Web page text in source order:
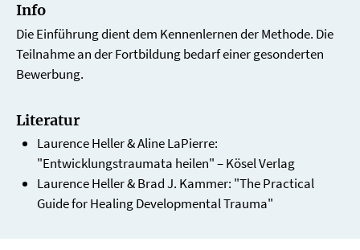
Info
Die Einführung dient dem Kennenlernen der Methode. Die
Teilnahme an der Fortbildung bedarf einer gesonderten
Bewerbung.
Literatur
Laurence Heller & Aline LaPierre:
"Entwicklungstraumata heilen" – Kösel Verlag
Laurence Heller & Brad J. Kammer: "The Practical
Guide for Healing Developmental Trauma"